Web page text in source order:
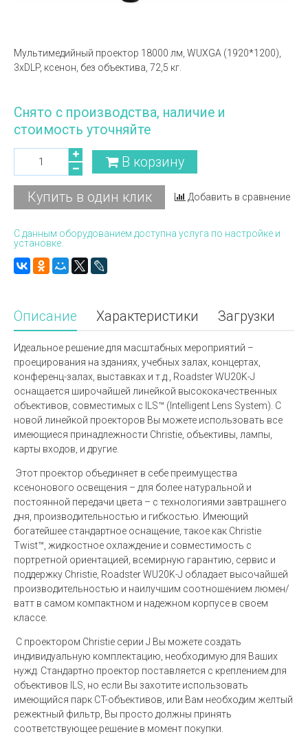
Мультимедийный проектор 18000 лм, WUXGA (1920*1200),
3xDLP, ксенон, без объектива, 72,5 кг.
Снято с производства, наличие и
стоимость уточняйте
В корзину
Купить в один клик Добавить в сравнение
С данным оборудованием доступна услуга по настройке и
установке.
Описание Характеристики Загрузки
Идеальное решение для масштабных мероприятий –
проецирования на зданиях, учебных залах, концертах,
конференц-залах, выставках и т.д., Roadster WU20K-J
оснащается широчайшей линейкой высококачественных
объективов, совместимых с ILS™ (Intelligent Lens System). С
новой линейкой проекторов Вы можете использовать все
имеющиеся принадлежности Christie, объективы, лампы,
карты входов, и другие.
Этот проектор объединяет в себе преимущества
ксенонового освещения – для более натуральной и
постоянной передачи цвета – с технологиями завтрашнего
дня, производительностью и гибкостью. Имеющий
богатейшее стандартное оснащение, такое как Christie
Twist™, жидкостное охлаждение и совместимость с
портретной ориентацией, всемирную гарантию, сервис и
поддержку Christie, Roadster WU20K-J обладает высочайшей
производительностью и наилучшим соотношением люмен/
ватт в самом компактном и надежном корпусе в своем
классе.
С проектором Christie серии J Вы можете создать
индивидуальную комплектацию, необходимую для Ваших
нужд. Стандартно проектор поставляется с креплением для
объективов ILS, но если Вы захотите использовать
имеющийся парк CT-объективов, или Вам необходим желтый
режектный фильтр, Вы просто должны принять
соответствующее решение в момент покупки.